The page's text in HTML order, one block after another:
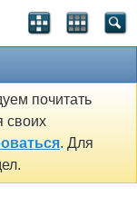
почитать
своих
. Для